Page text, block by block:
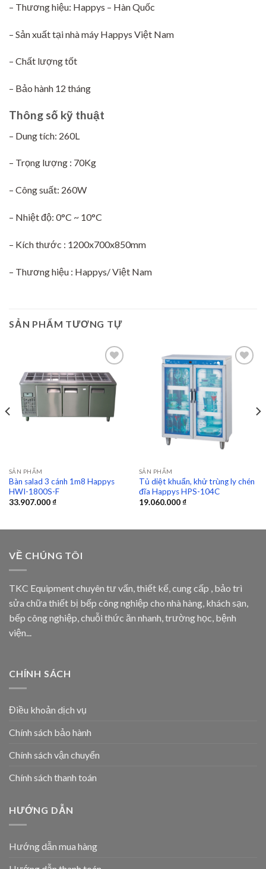
– Thương hiệu: Happys – Hàn Quốc
– Sản xuất tại nhà máy Happys Việt Nam
– Chất lượng tốt
– Bảo hành 12 tháng
Thông số kỹ thuật
– Dung tích: 260L
– Trọng lượng : 70Kg
– Công suất: 260W
– Nhiệt độ: 0°C ~ 10°C
– Kích thước : 1200x700x850mm
– Thương hiệu : Happys/ Việt Nam
SẢN PHẨM TƯƠNG TỰ
Add to
wishlist
SẢN PHẨM
Bàn salad 3 cánh 1m8 Happys
HWI-1800S-F
33.907.000₫
SẢN PHẨM
Tủ diệt khuẩn, khử trùng ly chén
đĩa Happys HPS-104C
19.060.000₫
VỀ CHÚNG TÔI
TKC Equipment chuyên tư vấn, thiết kế, cung cấp , bảo trì
sửa chữa thiết bị bếp công nghiệp cho nhà hàng, khách sạn,
bếp công nghiệp, chuỗi thức ăn nhanh, trường học, bệnh
viện...
CHÍNH SÁCH
Điều khoản dịch vụ
Chính sách bảo hành
Chính sách vận chuyển
Chính sách thanh toán
HƯỚNG DẪN
Hướng dẫn mua hàng